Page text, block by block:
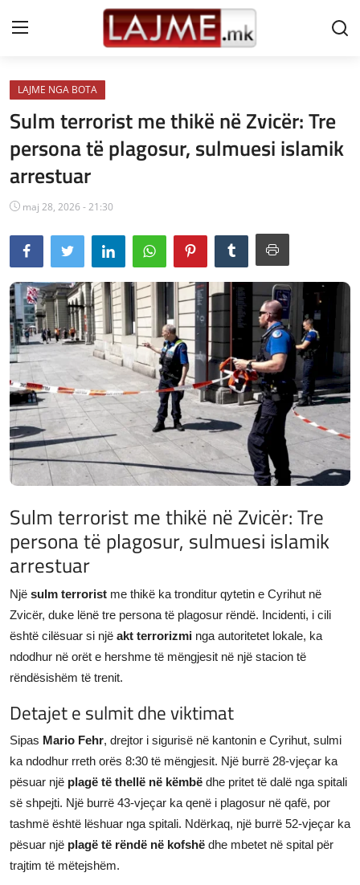
Shtëpi
LAJME MAQEDONI
SHQIPERI
KOSOVA
LAJME NGA BOTA
SHOWBIZ
SPORT
SHENDETI
JETA
Gallery
Shqip
LAJME NGA BOTA
Sulm terrorist me thikë në Zvicër: Tre
persona të plagosur, sulmuesi islamik
arrestuar
maj 28, 2026 - 21:30
Sulm terrorist me thikë në Zvicër: Tre
persona të plagosur, sulmuesi islamik
arrestuar
Një sulm terrorist me thikë ka tronditur qytetin e Cyrihut në
Zvicër, duke lënë tre persona të plagosur rëndë. Incidenti, i cili
është cilësuar si një akt terrorizmi nga autoritetet lokale, ka
ndodhur në orët e hershme të mëngjesit në një stacion të
rëndësishëm të trenit.
Detajet e sulmit dhe viktimat
Sipas Mario Fehr, drejtor i sigurisë në kantonin e Cyrihut, sulmi
ka ndodhur rreth orës 8:30 të mëngjesit. Një burrë 28-vjeçar ka
pësuar një plagë të thellë në këmbë dhe pritet të dalë nga spitali
së shpejti. Një burrë 43-vjeçar ka qenë i plagosur në qafë, por
tashmë është lëshuar nga spitali. Ndërkaq, një burrë 52-vjeçar ka
pësuar një plagë të rëndë në kofshë dhe mbetet në spital për
trajtim të mëtejshëm.